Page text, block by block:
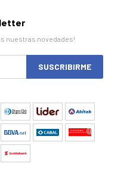
nuestras novedades!
SUSCRIBIRME